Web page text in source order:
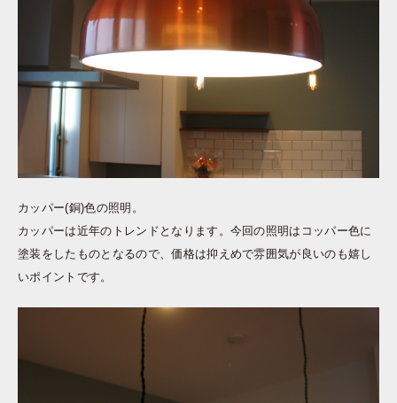
カッパー(銅)色の照明。
カッパーは近年のトレンドとなります。今回の照明はコッパー色に
塗装をしたものとなるので、価格は抑えめで雰囲気が良いのも嬉し
いポイントです。